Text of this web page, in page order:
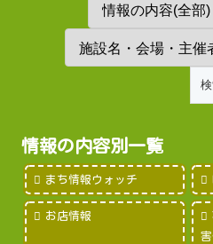
情報の内容別一覧
まち情報ウォッチ
お店情報